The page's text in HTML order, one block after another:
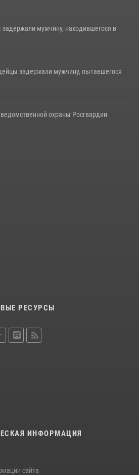
мужчину, находившегося в
задержали мужчину, пытавшегося
охраны Росгвардии
РЕСУРСЫ
ИНФОРМАЦИЯ
сайта